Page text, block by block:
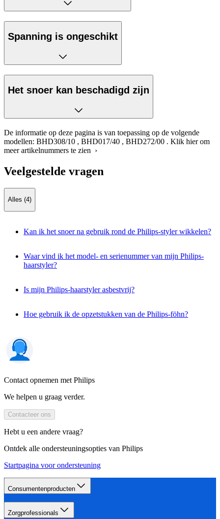
Spanning is ongeschikt
Het snoer kan beschadigd zijn
De informatie op deze pagina is van toepassing op de volgende
modellen: BHD308/10 , BHD017/40 , BHD272/00 . Klik hier om
meer artikelnummers te zien ›
Veelgestelde vragen
Alles (4)
Kan ik het snoer na gebruik rond de Philips-styler wikkelen?
Waar vind ik het model- en serienummer van mijn Philips-
haarstyler?
Is mijn Philips-haarstyler asbestvrij?
Hoe gebruik ik de opzetstukken van de Philips-föhn?
Contact opnemen met Philips
We helpen u graag verder.
Contacteer ons
Hebt u een andere vraag?
Ontdek alle ondersteuningsopties van Philips
Startpagina voor ondersteuning
Consumentenproducten
Zorgprofessionals